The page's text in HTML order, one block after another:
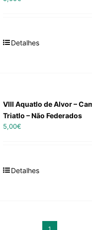
Detalhes
VIII Aquatlo de Alvor –
Triatlo – Não Federados
5,00€
Detalhes
1